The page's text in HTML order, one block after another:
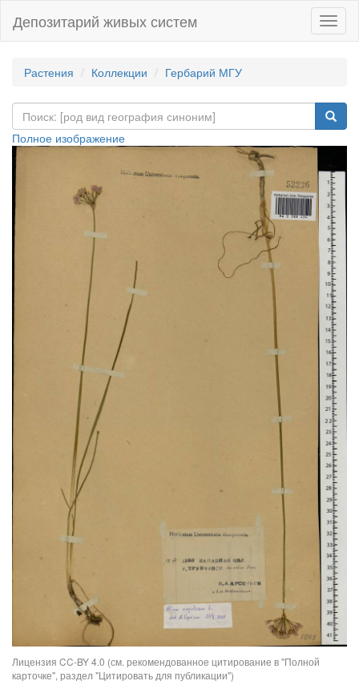
Депозитарий живых систем
Растения Коллекции Гербарий МГУ
Полное изображение
Лицензия CC-BY 4.0 (см. рекомендованное цитирование в "Полной
карточке", раздел "Цитировать для публикации")